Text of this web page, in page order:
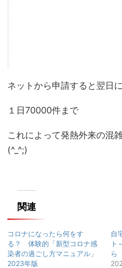
ネットから申請すると翌日
１日70000件まで
これによって発熱外来の混
(^_^;)
関連
コロナになったら何をす
る？ 体験的「新型コロナ感
染者の過ごし方マニュアル」
2023年版
自
ト
ら